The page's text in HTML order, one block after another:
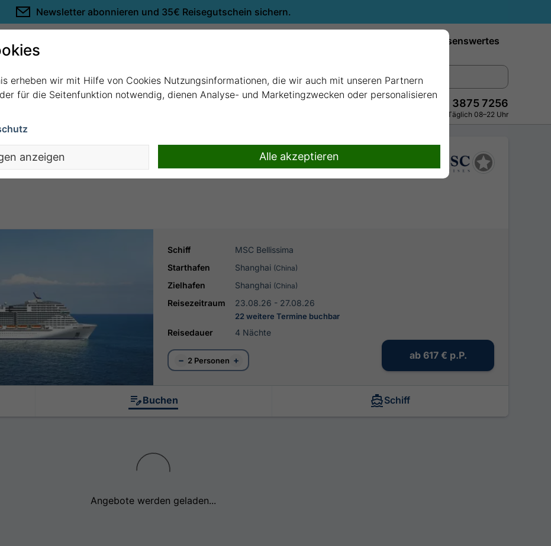
Newsletter abonnieren und 35€ Reisegutschein sichern.
Wissenswertes
+49 228 3875 7256
Persönlich · Kostenlos · Täglich 08–22 Uhr
mit MSC Bellissima
Schiff
MSC Bellissima
Starthafen
Shanghai (China)
Zielhafen Shanghai (China)
Reisezeitraum 23.08.26 - 27.08.26
22 weitere Termine buchbar
Reisedauer 4 Nächte
− 2 Personen + ab 617 € p.P.
Buchen Schiff
Angebote werden geladen...
erheben wir mit Hilfe von Cookies Nutzungsinformationen, die wir auch mit unseren Partnern
für die Seitenfunktion notwendig, dienen Analyse- und Marketingzwecken oder personalisieren
anzeigen Alle akzeptieren